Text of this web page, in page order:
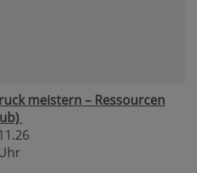
meistern – Ressourcen